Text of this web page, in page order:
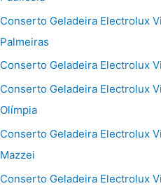
Conserto Geladeira Electrolux
Palmeiras
Conserto Geladeira Electrolux
Conserto Geladeira Electrolux
Olímpia
Conserto Geladeira Electrolux
Mazzei
Conserto Geladeira Electrolux